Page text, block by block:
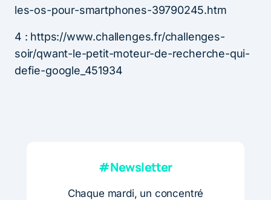
les-os-pour-smartphones-39790245.htm
4 : https://www.challenges.fr/challenges-
soir/qwant-le-petit-moteur-de-recherche-qui-
defie-google_451934
#Newsletter
Chaque mardi, un concentré